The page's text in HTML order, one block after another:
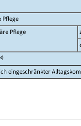
Pflege
Pflege
3)
eingeschränkter